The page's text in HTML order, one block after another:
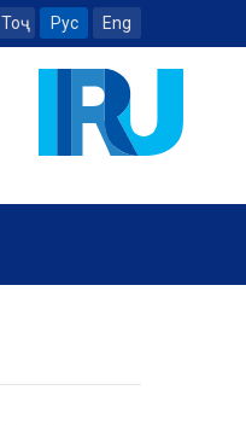
Тоҷ Рус Eng